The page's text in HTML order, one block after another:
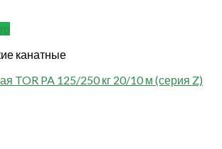
канатные
TOR PA 125/250 кг 20/10 м (серия Z)